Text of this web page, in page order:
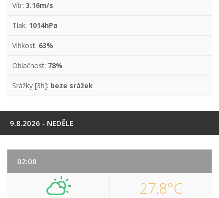
Vítr: 3.16m/s
Tlak: 1014hPa
Vlhkost: 63%
Oblačnost: 78%
Srážky [3h]: beze srážek
9.8.2026 - NEDĚLE
02:00
27,8°C